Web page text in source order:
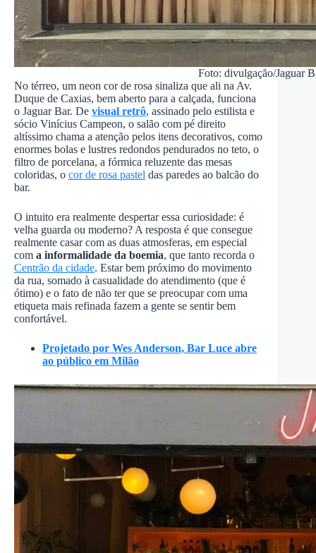
Foto: divulgação/Jaguar
No térreo, um neon cor de rosa sinaliza que ali na Av.
Duque de Caxias, bem aberto para a calçada, funciona
o Jaguar Bar. De visual retrô, assinado pelo estilista e
sócio Vinícius Campeon, o salão com pé direito
altíssimo chama a atenção pelos itens decorativos, como
enormes bolas e lustres redondos pendurados no teto, o
filtro de porcelana, a fórmica reluzente das mesas
coloridas, o cor de rosa pastel das paredes ao balcão do
bar.
O intuito era realmente despertar essa curiosidade: é
velha guarda ou moderno? A resposta é que consegue
realmente casar com as duas atmosferas, em especial
com a informalidade da boemia, que tanto recorda o
Centrão da cidade. Estar bem próximo do movimento
da rua, somado à casualidade do atendimento (que é
ótimo) e o fato de não ter que se preocupar com uma
etiqueta mais refinada fazem a gente se sentir bem
confortável.
Projetado por Wes Anderson, Bar Luce abre
ao público em Milão